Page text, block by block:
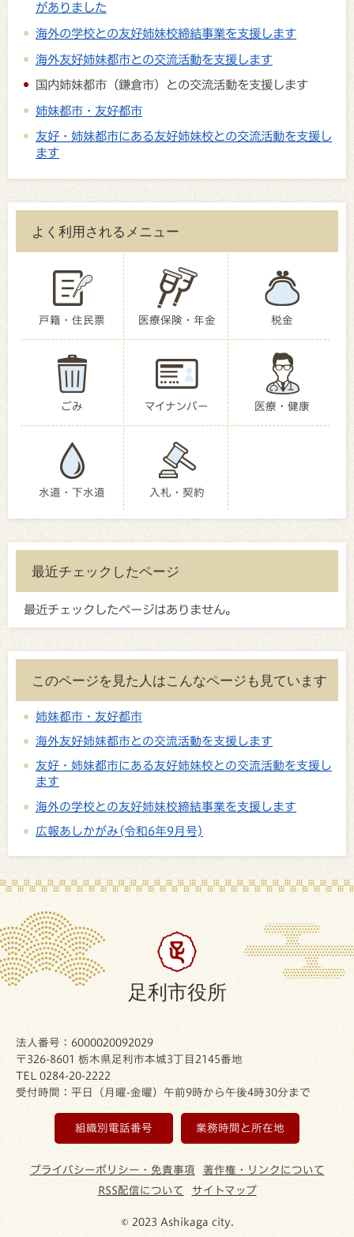
がありました
海外の学校との友好姉妹校締結事業を支援します
海外友好姉妹都市との交流活動を支援します
国内姉妹都市（鎌倉市）との交流活動を支援します
姉妹都市・友好都市
友好・姉妹都市にある友好姉妹校との交流活動を支援し
ます
よく利用されるメニュー
戸籍・住民票 医療保険・年金 税金
ごみ マイナンバー 医療・健康
水道・下水道 入札・契約
最近チェックしたページ
最近チェックしたページはありません。
このページを見た人はこんなページも見ています
姉妹都市・友好都市
海外友好姉妹都市との交流活動を支援します
友好・姉妹都市にある友好姉妹校との交流活動を支援し
ます
海外の学校との友好姉妹校締結事業を支援します
広報あしかがみ(令和6年9月号)
足利市役所
法人番号：6000020092029
〒326-8601 栃木県足利市本城3丁目2145番地
TEL 0284-20-2222
受付時間：平日（月曜-金曜）午前9時から午後4時30分まで
組織別電話番号 業務時間と所在地
プライバシーポリシー・免責事項
著作権・リンクについて
RSS配信について
サイトマップ
© 2023 Ashikaga city.